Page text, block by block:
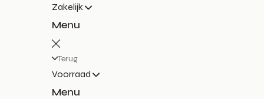
Zakelijk
Menu
Terug
Voorraad
Menu